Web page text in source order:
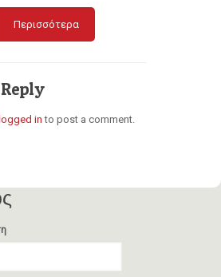
Περισσότερα
logged in to post a comment.